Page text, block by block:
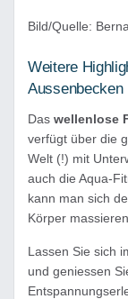
Bild/Quelle:
Weitere
Aussenbecken
Das wellenlose
verfügt über die
Welt (!) mit
auch die Aqua-
kann man sich
Körper
Lassen Sie sich
und geniessen